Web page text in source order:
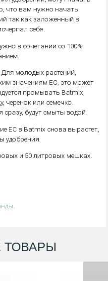
что вам нужно начать
так как заложенный в
себя.
в сочетании со 100%
Для молодых растений,
значениям ЕС, это может
промывать Batmix,
черенок или семечко.
будут смыты водой.
EC в Batmix снова вырастет,
удобрения.
и 50 литровых мешках.